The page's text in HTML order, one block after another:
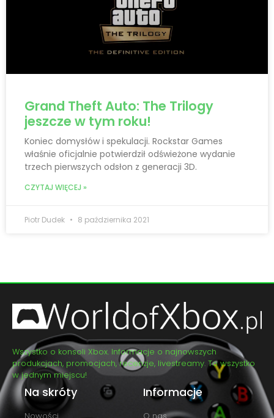
Grand Theft Auto: The Trilogy
jeszcze w tym roku!
Koniec domysłów i spekulacji. Rockstar Games
właśnie oficjalnie potwierdził odświeżone wydanie
trzech pierwszych odsłon z generacji 3D.
CZYTAJ WIĘCEJ »
Piotr Dudek 8 października 2021
Wszystko o konsoli Xbox. Informacje o najnowszych
produkcjach, promocjach, recenzje, livestreamy. To wszystko
w jednym miejscu!
Na skróty Informacje